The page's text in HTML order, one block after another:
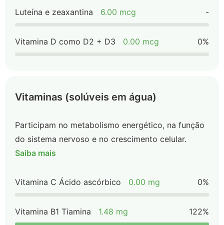
Luteína e zeaxantina 6.00 mcg -
Vitamina D como D2 + D3 0.00 mcg 0%
Vitaminas (solúveis em água)
Participam no metabolismo energético, na função
do sistema nervoso e no crescimento celular.
Saiba mais
Vitamina C Ácido ascórbico 0.00 mg 0%
Vitamina B1 Tiamina 1.48 mg 122%